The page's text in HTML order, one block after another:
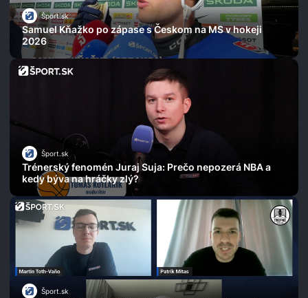
Šport.sk
Samuel Kňažko po zápase s Českom na MS v hokeji
2026
Šport.sk
Trénerský fenomén Juraj Suja: Prečo nepozerá NBA a
kedy býva na hráčky zlý?
Šport.sk